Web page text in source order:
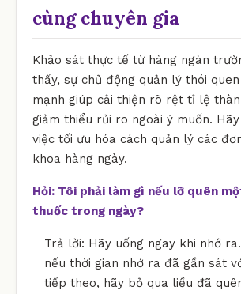
cùng chuyên gia
Khảo sát thực tế từ hàng ngàn
thấy, sự chủ động quản lý thói
mạnh giúp cải thiện rõ rệt tỉ lệ
giảm thiểu rủi ro ngoài ý muốn.
việc tối ưu hóa cách quản lý các
khoa hàng ngày.
Hỏi: Tôi phải làm gì nếu lỡ quên
thuốc trong ngày?
Trả lời: Hãy uống ngay khi nhớ
nếu thời gian nhớ ra đã gần sát
tiếp theo, hãy bỏ qua liều đã